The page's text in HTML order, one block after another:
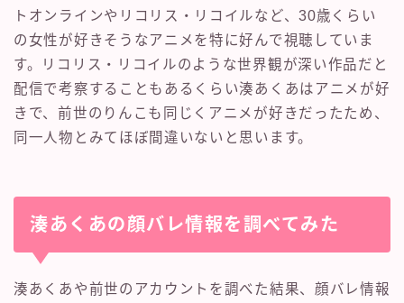
トオンラインやリコリス・リコイルなど、30歳くらい
の女性が好きそうなアニメを特に好んで視聴していま
す。リコリス・リコイルのような世界観が深い作品だと
配信で考察することもあるくらい湊あくあはアニメが好
きで、前世のりんこも同じくアニメが好きだったため、
同一人物とみてほぼ間違いないと思います。
湊あくあの顔バレ情報を調べてみた
湊あくあや前世のアカウントを調べた結果、顔バレ情報